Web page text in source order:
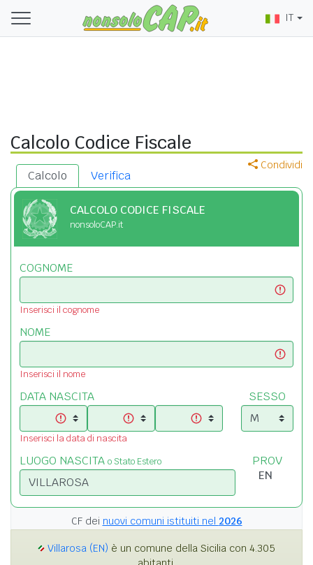
IT
Calcolo Codice Fiscale
Condividi
Calcolo Verifica
CALCOLO CODICE FISCALE
nonsoloCAP.it
COGNOME
Inserisci il cognome
NOME
Inserisci il nome
DATA NASCITA
Inserisci la data di nascita
SESSO
LUOGO NASCITA o Stato Estero PROV
CF dei nuovi comuni istituiti nel 2026
Villarosa (EN) è un comune della Sicilia con 4.305